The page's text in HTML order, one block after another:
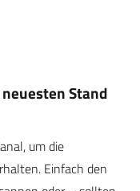
Stand
um die
Einfach den